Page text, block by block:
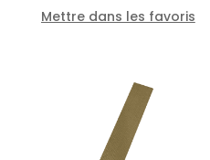
Mettre dans les favoris